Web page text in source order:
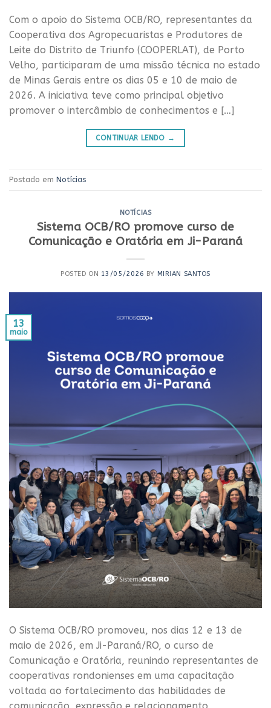
Com o apoio do Sistema OCB/RO, representantes da
Cooperativa dos Agropecuaristas e Produtores de
Leite do Distrito de Triunfo (COOPERLAT), de Porto
Velho, participaram de uma missão técnica no estado
de Minas Gerais entre os dias 05 e 10 de maio de
2026. A iniciativa teve como principal objetivo
promover o intercâmbio de conhecimentos e […]
CONTINUAR LENDO →
Postado em Notícias
NOTÍCIAS
Sistema OCB/RO promove curso de
Comunicação e Oratória em Ji-Paraná
POSTED ON 13/05/2026 BY MIRIAN SANTOS
13
maio
O Sistema OCB/RO promoveu, nos dias 12 e 13 de
maio de 2026, em Ji-Paraná/RO, o curso de
Comunicação e Oratória, reunindo representantes de
cooperativas rondonienses em uma capacitação
voltada ao fortalecimento das habilidades de